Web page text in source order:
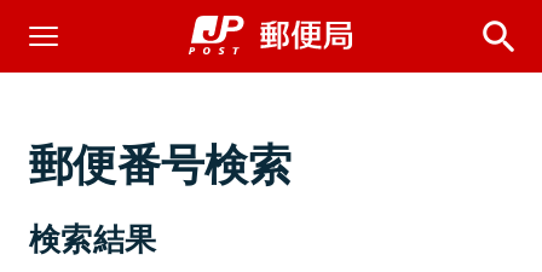
郵便番号検索
検索結果